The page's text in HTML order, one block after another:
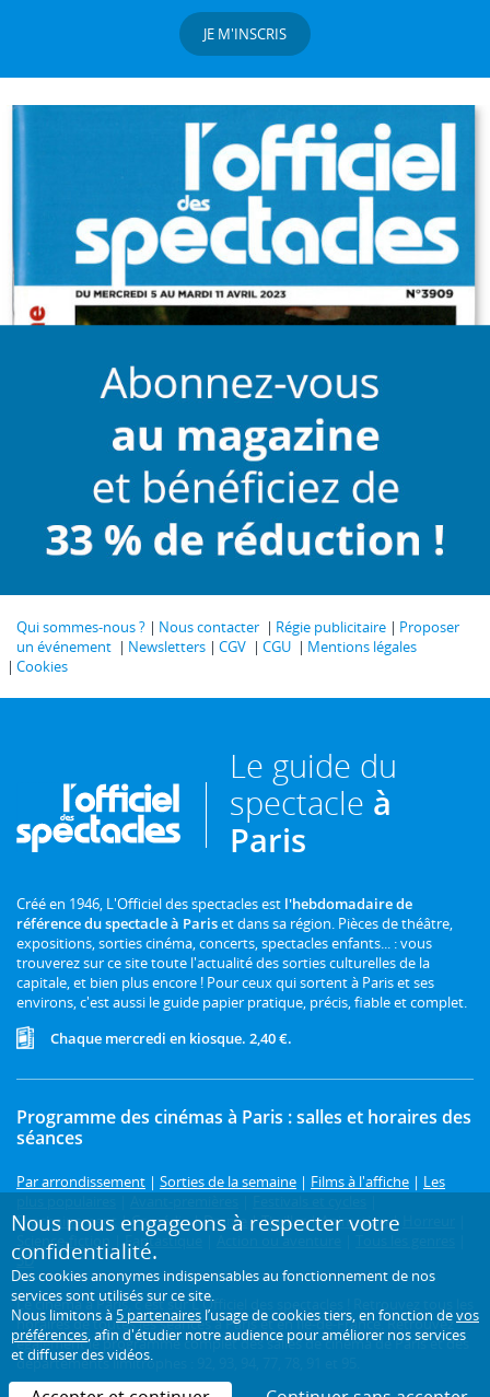
JE M'INSCRIS
Qui sommes-nous ? Nous contacter Régie publicitaire
Proposer
un événement
Newsletters CGV CGU
Mentions légales
Cookies
Le guide du
spectacle à
Paris
Créé en 1946, L'Officiel des spectacles est l'hebdomadaire de
référence du spectacle à Pariset dans sa région. Pièces de théâtre,
expositions, sorties cinéma, concerts, spectacles enfants... : vous
trouverez sur ce site toute l'actualité des sorties culturelles de la
capitale, et bien plus encore ! Pour ceux qui sortent à Paris et ses
environs, c'est aussi le guide papier pratique, précis, fiable et complet.
Chaque mercredi en kiosque. 2,40 €.
Programme des cinémas à Paris : salles et horaires des
séances
Par arrondissement | Sorties de la semaine | Films à l'affiche | Les
Prochainement |Comédie|Drame |Thriller|Animation|
Science-fiction
|Fantastique Action ou aventure
3D
Le cinéma à Paris, c'est sur L'Officiel des spectacles ! Retrouvez tous les
horaires de toutes les séances à Paris et en Île-de-France. Retrouvez
également le programme complet des salles de cinéma de Paris et des
départements limitrophes : 92, 93, 94, 77, 78, 91 et 95.
Nous nous engageons à respecter votre
confidentialité.
Des cookies anonymes indispensables au fonctionnement de nos
services sont utilisés sur ce site.
Nous limitons à 5 partenaires l’usage de cookies tiers, en fonction devos
préférences, afin d'étudier notre audience pour améliorer nos services
et diffuser des vidéos.